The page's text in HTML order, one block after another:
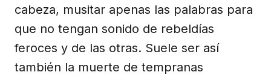
cabeza, musitar apenas las palabras para
que no tengan sonido de rebeldías
feroces y de las otras. Suele ser así
también la muerte de tempranas